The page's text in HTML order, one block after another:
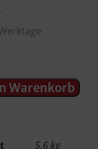
Warenkorb
5,6 kg